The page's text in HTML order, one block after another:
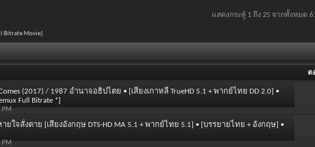
แสดงกระทู้ 1 ถึง 25 จากทั้งหมด
Bitrate Movie]
ต
(2017) / 1987 อำนาจอธิปไตย • [เสียงเกาหลี TrueHD 5.1 + พากย์ไทย DD 2.0] •
Full Bitrate *]
PM
ายใจสั่งตาย [เสียงอังกฤษ DTS-HD MA 5.1 + พากย์ไทย 5.1] • [บรรยายไทย + อังกฤษ] •
PM